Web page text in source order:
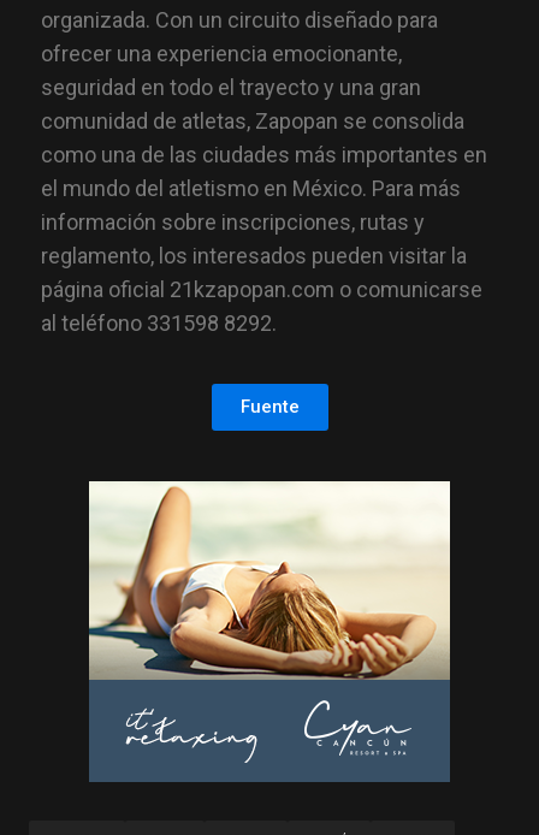
organizada. Con un circuito diseñado para
ofrecer una experiencia emocionante,
seguridad en todo el trayecto y una gran
comunidad de atletas, Zapopan se consolida
como una de las ciudades más importantes en
el mundo del atletismo en México. Para más
información sobre inscripciones, rutas y
reglamento, los interesados pueden visitar la
página oficial 21kzapopan.com o comunicarse
al teléfono 331598 8292.
Fuente